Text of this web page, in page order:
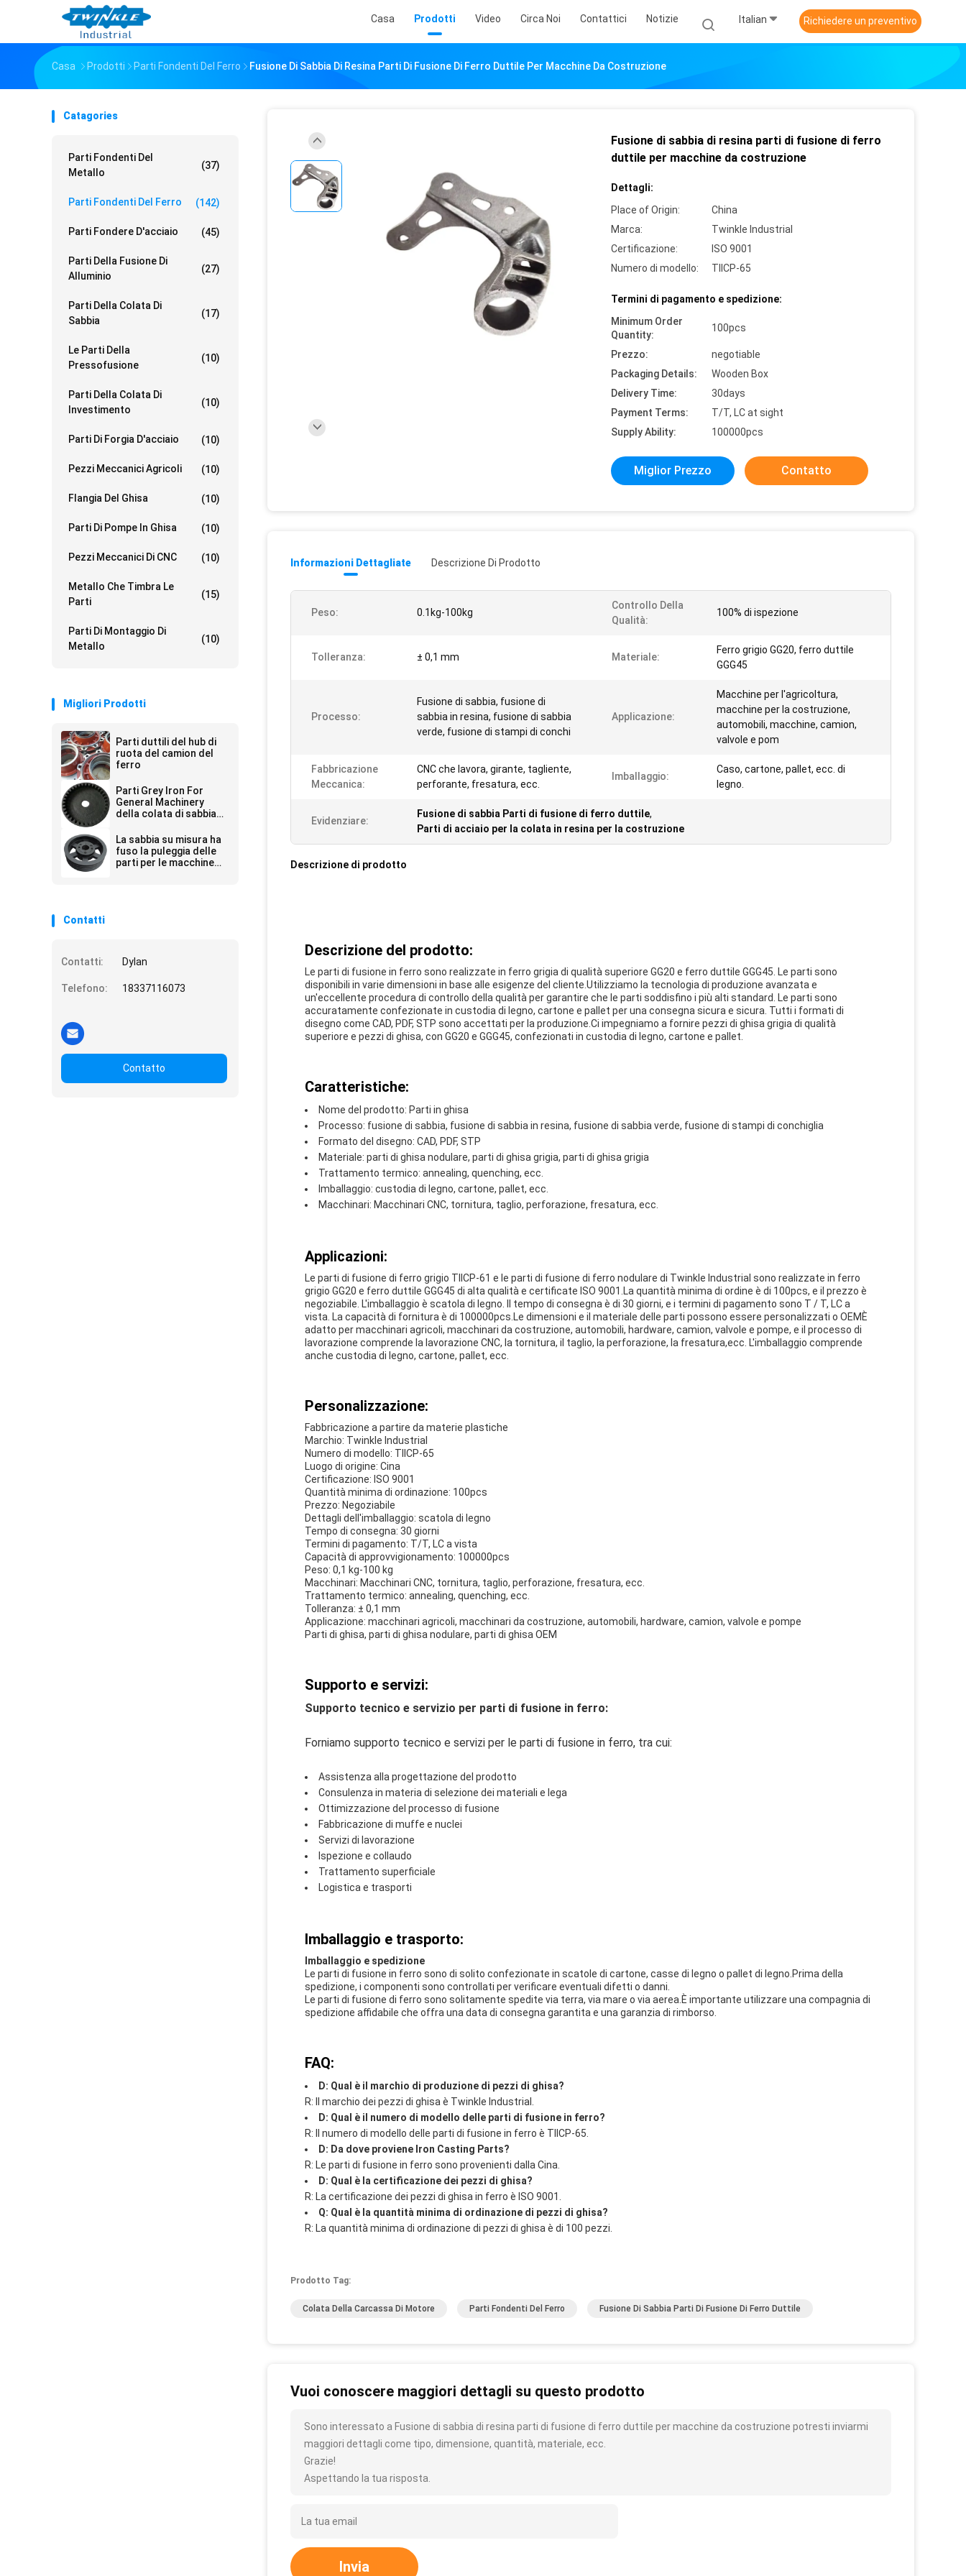
Casa Prodotti Video Circa Noi Contattici Notizie Italian Richiedere un preventivo
Casa Prodotti Parti Fondenti Del Ferro Fusione Di Sabbia Di Resina Parti Di Fusione Di Ferro Duttile Per Macchine Da Costruzione
Catagories
Parti Fondenti Del
Metallo
(37)
Parti Fondenti Del Ferro (142)
Parti Fondere D'acciaio (45)
Parti Della Fusione Di
Alluminio
(27)
Parti Della Colata Di
Sabbia
(17)
Le Parti Della
Pressofusione
(10)
Parti Della Colata Di
Investimento
(10)
Parti Di Forgia D'acciaio (10)
Pezzi Meccanici Agricoli (10)
Flangia Del Ghisa (10)
Parti Di Pompe In Ghisa (10)
Pezzi Meccanici Di CNC (10)
Metallo Che Timbra Le
Parti
(15)
Parti Di Montaggio Di
Metallo
(10)
Migliori Prodotti
Parti duttili del hub di
ruota del camion del
ferro
Parti Grey Iron For
General Machinery
della colata di sabbia
La sabbia su misura ha
fuso la puleggia delle
parti per le macchine
Contatti
Contatti: Dylan
Telefono: 18337116073
Contatto
Fusione di sabbia di resina parti di fusione di ferro
duttile per macchine da costruzione
Dettagli:
Place of Origin:
China
Marca:
Twinkle Industrial
Certificazione:
ISO 9001
Numero di modello:
TIICP-65
Termini di pagamento e spedizione:
Minimum Order
Quantity:
100pcs
Prezzo:
negotiable
Packaging Details:
Wooden Box
Delivery Time:
30days
Payment Terms:
T/T, LC at sight
Supply Ability:
100000pcs
Miglior Prezzo Contatto
Informazioni Dettagliate Descrizione Di Prodotto
Peso: 0.1kg-100kg
Controllo Della
Qualità:
100% di ispezione
Tolleranza: ± 0,1 mm Materiale:
Ferro grigio GG20, ferro duttile
GGG45
Processo:
Fusione di sabbia, fusione di
sabbia in resina, fusione di sabbia
verde, fusione di stampi di conchi
Applicazione:
Macchine per l'agricoltura,
macchine per la costruzione,
automobili, macchine, camion,
valvole e pom
Fabbricazione
Meccanica:
CNC che lavora, girante, tagliente,
perforante, fresatura, ecc.
Imballaggio:
Caso, cartone, pallet, ecc. di
legno.
Evidenziare:
Fusione di sabbia Parti di fusione di ferro duttile,
Parti di acciaio per la colata in resina per la costruzione
Descrizione di prodotto
Descrizione del prodotto:
Le parti di fusione in ferro sono realizzate in ferro grigia di qualità superiore GG20 e ferro duttile GGG45. Le parti sono
disponibili in varie dimensioni in base alle esigenze del cliente.Utilizziamo la tecnologia di produzione avanzata e
un'eccellente procedura di controllo della qualità per garantire che le parti soddisfino i più alti standard. Le parti sono
accuratamente confezionate in custodia di legno, cartone e pallet per una consegna sicura e sicura. Tutti i formati di
disegno come CAD, PDF, STP sono accettati per la produzione.Ci impegniamo a fornire pezzi di ghisa grigia di qualità
superiore e pezzi di ghisa, con GG20 e GGG45, confezionati in custodia di legno, cartone e pallet.
Caratteristiche:
Nome del prodotto: Parti in ghisa
Processo: fusione di sabbia, fusione di sabbia in resina, fusione di sabbia verde, fusione di stampi di conchiglia
Formato del disegno: CAD, PDF, STP
Materiale: parti di ghisa nodulare, parti di ghisa grigia, parti di ghisa grigia
Trattamento termico: annealing, quenching, ecc.
Imballaggio: custodia di legno, cartone, pallet, ecc.
Macchinari: Macchinari CNC, tornitura, taglio, perforazione, fresatura, ecc.
Applicazioni:
Le parti di fusione di ferro grigio TIICP-61 e le parti di fusione di ferro nodulare di Twinkle Industrial sono realizzate in ferro
grigio GG20 e ferro duttile GGG45 di alta qualità e certificate ISO 9001.La quantità minima di ordine è di 100pcs, e il prezzo è
negoziabile. L'imballaggio è scatola di legno. Il tempo di consegna è di 30 giorni, e i termini di pagamento sono T / T, LC a
vista. La capacità di fornitura è di 100000pcs.Le dimensioni e il materiale delle parti possono essere personalizzati o OEMÈ
adatto per macchinari agricoli, macchinari da costruzione, automobili, hardware, camion, valvole e pompe, e il processo di
lavorazione comprende la lavorazione CNC, la tornitura, il taglio, la perforazione, la fresatura,ecc. L'imballaggio comprende
anche custodia di legno, cartone, pallet, ecc.
Personalizzazione:
Fabbricazione a partire da materie plastiche
Marchio: Twinkle Industrial
Numero di modello: TIICP-65
Luogo di origine: Cina
Certificazione: ISO 9001
Quantità minima di ordinazione: 100pcs
Prezzo: Negoziabile
Dettagli dell'imballaggio: scatola di legno
Tempo di consegna: 30 giorni
Termini di pagamento: T/T, LC a vista
Capacità di approvvigionamento: 100000pcs
Peso: 0,1 kg-100 kg
Macchinari: Macchinari CNC, tornitura, taglio, perforazione, fresatura, ecc.
Trattamento termico: annealing, quenching, ecc.
Tolleranza: ± 0,1 mm
Applicazione: macchinari agricoli, macchinari da costruzione, automobili, hardware, camion, valvole e pompe
Parti di ghisa, parti di ghisa nodulare, parti di ghisa OEM
Supporto e servizi:
Supporto tecnico e servizio per parti di fusione in ferro:
Forniamo supporto tecnico e servizi per le parti di fusione in ferro, tra cui:
Assistenza alla progettazione del prodotto
Consulenza in materia di selezione dei materiali e lega
Ottimizzazione del processo di fusione
Fabbricazione di muffe e nuclei
Servizi di lavorazione
Ispezione e collaudo
Trattamento superficiale
Logistica e trasporti
Imballaggio e trasporto:
Imballaggio e spedizione
Le parti di fusione in ferro sono di solito confezionate in scatole di cartone, casse di legno o pallet di legno.Prima della
spedizione, i componenti sono controllati per verificare eventuali difetti o danni.
Le parti di fusione di ferro sono solitamente spedite via terra, via mare o via aerea.È importante utilizzare una compagnia di
spedizione affidabile che offra una data di consegna garantita e una garanzia di rimborso.
FAQ:
D: Qual è il marchio di produzione di pezzi di ghisa?
R: Il marchio dei pezzi di ghisa è Twinkle Industrial.
D: Qual è il numero di modello delle parti di fusione in ferro?
R: Il numero di modello delle parti di fusione in ferro è TIICP-65.
D: Da dove proviene Iron Casting Parts?
R: Le parti di fusione in ferro sono provenienti dalla Cina.
D: Qual è la certificazione dei pezzi di ghisa?
R: La certificazione dei pezzi di ghisa in ferro è ISO 9001.
Q: Qual è la quantità minima di ordinazione di pezzi di ghisa?
R: La quantità minima di ordinazione di pezzi di ghisa è di 100 pezzi.
Prodotto Tag:
Colata Della Carcassa Di Motore Parti Fondenti Del Ferro Fusione Di Sabbia Parti Di Fusione Di Ferro Duttile
Vuoi conoscere maggiori dettagli su questo prodotto
Sono interessato a Fusione di sabbia di resina parti di fusione di ferro duttile per macchine da costruzione potresti inviarmi
maggiori dettagli come tipo, dimensione, quantità, materiale, ecc.
Grazie!
Aspettando la tua risposta.
Invia